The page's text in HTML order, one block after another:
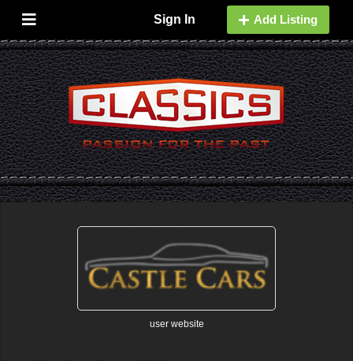
Sign In Add Listing
user website